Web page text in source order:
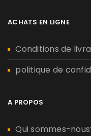
ACHATS EN LIGNE
Conditions de
politique de
A PROPOS
Qui sommes-